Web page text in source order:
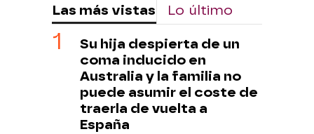
Las más vistas Lo último
Su hija despierta de un
coma inducido en
Australia y la familia no
puede asumir el coste de
traerla de vuelta a
España